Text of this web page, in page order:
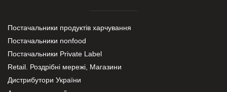
Постачальники продуктів харчування
Постачальники nonfood
Постачальники Private Label
Retail. Роздрібні мережі, Магазини
Дистрибутори України